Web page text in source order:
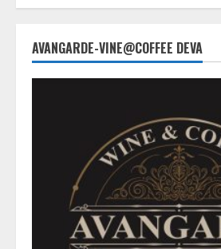
AVANGARDE-VINE@COFFEE DEVA